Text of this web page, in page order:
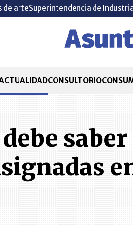
de arteSuperintendencia de
CONSULTORIO